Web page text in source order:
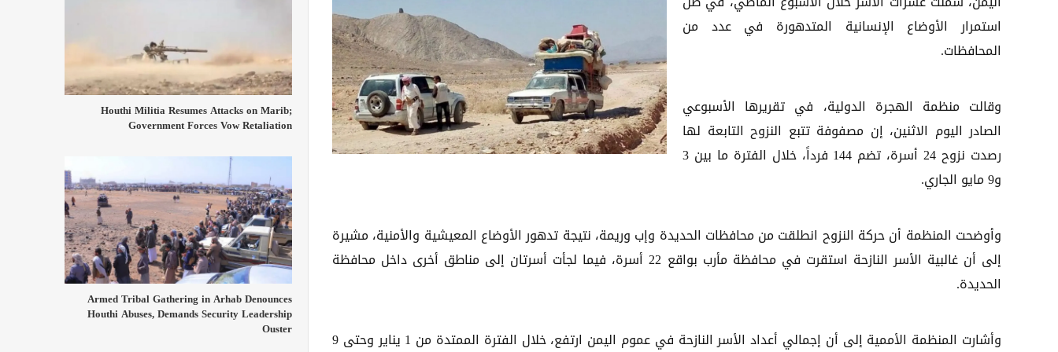
استمرار الأوضاع الإنسانية المتدهورة في عدد من
المحافظات.
وقالت منظمة الهجرة الدولية، في تقريرها الأسبوعي
الصادر اليوم الاثنين، إن مصفوفة تتبع النزوح التابعة لها
رصدت نزوح 24 أسرة، تضم 144 فرداً، خلال الفترة ما بين 3
و9 مايو الجاري.
وأوضحت المنظمة أن حركة النزوح انطلقت من محافظات الحديدة وإب وريمة، نتيجة تدهور الأوضاع المعيشية والأمنية، مشيرة
إلى أن غالبية الأسر النازحة استقرت في محافظة مأرب بواقع 22 أسرة، فيما لجأت أسرتان إلى مناطق أخرى داخل محافظة
الحديدة.
وأشارت المنظمة الأممية إلى أن إجمالي أعداد الأسر النازحة في عموم اليمن ارتفع، خلال الفترة الممتدة من 1 يناير وحتى 9
Houthi Militia Resumes Attacks on Marib;
Government Forces Vow Retaliation
Armed Tribal Gathering in Arhab Denounces
Houthi Abuses, Demands Security Leadership
Ouster